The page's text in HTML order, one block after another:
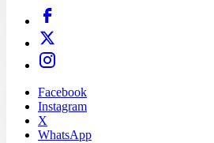
Facebook
Instagram
X
WhatsApp